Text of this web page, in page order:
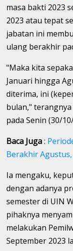
masa bakti 2023
2023 atau tepat
jabatan ini
ulang berakhir
"Maka kita
Januari hingga
diterima, ini
bulan,"
pada Senin (30/
Baca Juga:
Berakhir
Ia mengaku,
dengan adanya
semester di UIN
pihaknya
melakukan
September 2023